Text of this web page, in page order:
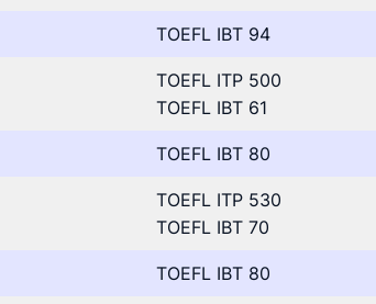
TOEFL IBT 94
TOEFL ITP 500
TOEFL IBT 61
TOEFL IBT 80
TOEFL ITP 530
TOEFL IBT 70
TOEFL IBT 80